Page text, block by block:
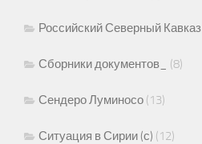
Российский Северный Кавказ
Сборники документов_ (8)
Сендеро Луминосо (13)
Ситуация в Сирии (с) (12)